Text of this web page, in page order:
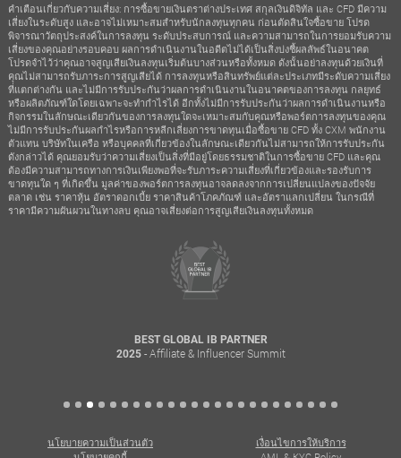
คำเตือนเกี่ยวกับความเสี่ยง: การซื้อขายเงินตราต่างประเทศ สกุลเงินดิจิทัล และ CFD มีความ
เสี่ยงในระดับสูง และอาจไม่เหมาะสมสำหรับนักลงทุนทุกคน ก่อนตัดสินใจซื้อขาย โปรด
พิจารณาวัตถุประสงค์ในการลงทุน ระดับประสบการณ์ และความสามารถในการยอมรับความ
เสี่ยงของคุณอย่างรอบคอบ ผลการดำเนินงานในอดีตไม่ได้เป็นสิ่งบ่งชี้ผลลัพธ์ในอนาคต
โปรดจำไว้ว่าคุณอาจสูญเสียเงินลงทุนเริ่มต้นบางส่วนหรือทั้งหมด ดังนั้นอย่าลงทุนด้วยเงินที่
คุณไม่สามารถรับภาระการสูญเสียได้ การลงทุนหรือสินทรัพย์แต่ละประเภทมีระดับความเสี่ยง
ที่แตกต่างกัน และไม่มีการรับประกันว่าผลการดำเนินงานในอนาคตของการลงทุน กลยุทธ์
หรือผลิตภัณฑ์ใดโดยเฉพาะจะทำกำไรได้ อีกทั้งไม่มีการรับประกันว่าผลการดำเนินงานหรือ
กิจกรรมในลักษณะเดียวกันของการลงทุนใดจะเหมาะสมกับคุณหรือพอร์ตการลงทุนของคุณ
ไม่มีการรับประกันผลกำไรหรือการหลีกเลี่ยงการขาดทุนเมื่อซื้อขาย CFD ทั้ง CXM พนักงาน
ตัวแทน บริษัทในเครือ หรือบุคคลที่เกี่ยวข้องในลักษณะเดียวกันไม่สามารถให้การรับประกัน
ดังกล่าวได้ คุณยอมรับว่าความเสี่ยงเป็นสิ่งที่มีอยู่โดยธรรมชาติในการซื้อขาย CFD และคุณ
ต้องมีความสามารถทางการเงินเพียงพอที่จะรับภาระความเสี่ยงที่เกี่ยวข้องและรองรับการ
ขาดทุนใด ๆ ที่เกิดขึ้น มูลค่าของพอร์ตการลงทุนอาจลดลงจากการเปลี่ยนแปลงของปัจจัย
ตลาด เช่น ราคาหุ้น อัตราดอกเบี้ย ราคาสินค้าโภคภัณฑ์ และอัตราแลกเปลี่ยน ในกรณีที่
ราคามีความผันผวนในทางลบ คุณอาจเสี่ยงต่อการสูญเสียเงินลงทุนทั้งหมด
BEST GLOBAL IB PARTNER
2025- Affiliate & Influencer Summit
นโยบายความเป็นส่วนตัว
เงื่อนไขการให้บริการ